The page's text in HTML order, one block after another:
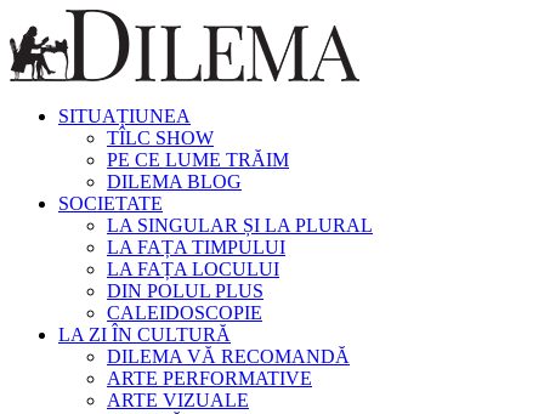
SITUAȚIUNEA
TÎLC SHOW
PE CE LUME TRĂIM
DILEMA BLOG
SOCIETATE
LA SINGULAR ȘI LA PLURAL
LA FAȚA TIMPULUI
LA FAȚA LOCULUI
DIN POLUL PLUS
CALEIDOSCOPIE
LA ZI ÎN CULTURĂ
DILEMA VĂ RECOMANDĂ
ARTE PERFORMATIVE
ARTE VIZUALE